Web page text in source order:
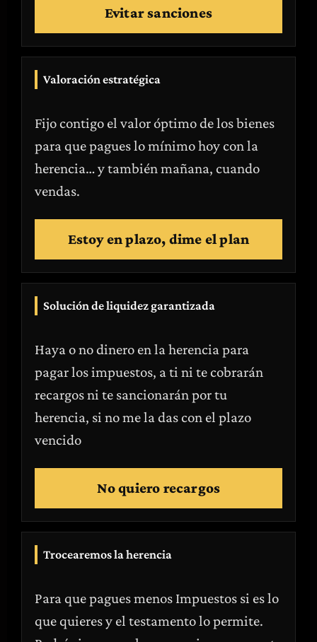
Evitar sanciones
Valoración estratégica
Fijo contigo el valor óptimo de los bienes
para que pagues lo mínimo hoy con la
herencia… y también mañana, cuando
vendas.
Estoy en plazo, dime el plan
Solución de liquidez garantizada
Haya o no dinero en la herencia para
pagar los impuestos, a ti ni te cobrarán
recargos ni te sancionarán por tu
herencia, si no me la das con el plazo
vencido
No quiero recargos
Trocearemos la herencia
Para que pagues menos Impuestos si es lo
que quieres y el testamento lo permite.